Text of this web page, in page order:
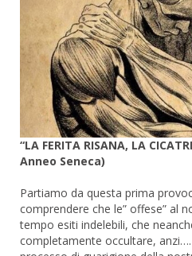
“LA FERITA RISANA, LA
Anneo Seneca)
Partiamo da questa prima
comprendere che le” offese” al
tempo esiti indelebili, che
completamente occultare,